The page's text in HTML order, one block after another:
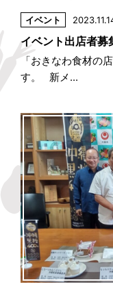
イベント
イベント出店者募
「おきなわ食材の
す。 新メ...